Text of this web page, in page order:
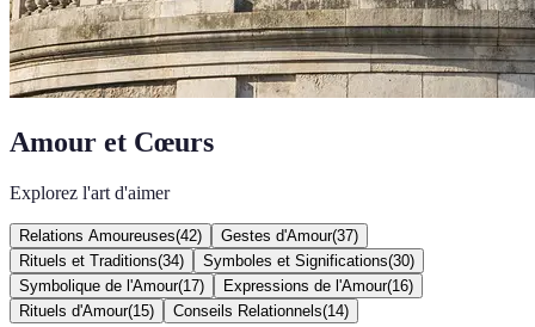
Amour et Cœurs
Explorez l'art d'aimer
Relations Amoureuses(42) Gestes d'Amour(37)
Rituels et Traditions(34) Symboles et Significations(30)
Symbolique de l'Amour(17) Expressions de l'Amour(16)
Rituels d'Amour(15) Conseils Relationnels(14)